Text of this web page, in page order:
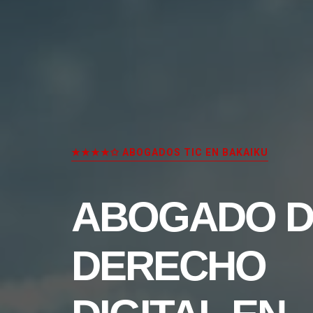
★★★★✩ ABOGADOS TIC EN BAKAIKU
ABOGADO
DERECHO